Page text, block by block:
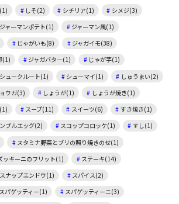
しそ(2) シチリア(1)
シメジ(3)
ジャーマンポテト(1)
ジャーマン風(1)
じゃがいも(8)
ジャガイモ(38)
(1)
ジャガバター(1)
じゃが芋(1)
シュークルート(1) シューマイ(1)
しゅうまい(2)
ウガ(3) しょうが(1)
しょうが焼き(1)
スープ(11) スイーツ(6)
すき焼き(1)
ブルエッグ(2) スコップコロッケ(1)
すし(1)
スタミナ野菜とブリの照り焼きのせ(1)
ッキーニのフリット(1)
ステーキ(14)
スナップエンドウ(1)
スパイス(2)
スパゲッティー(1)
スパゲッティーニ(3)